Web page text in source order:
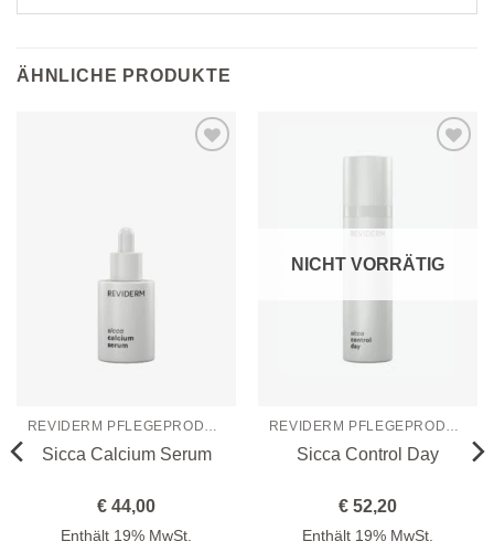
ÄHNLICHE PRODUKTE
Sicca Calcium Serum
€ 44,00
Enthält 19% MwSt.
NICHT VORRÄTIG
Sicca Control Day
€ 52,20
Enthält 19% MwSt.